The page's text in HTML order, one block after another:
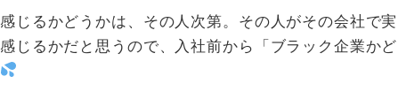
じるかどうかは、その人次第。その人がその会社で実
じるかだと思うので、入社前から「ブラック企業かど